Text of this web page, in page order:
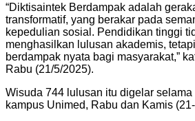
“Diktisaintek Berdampak adalah
transformatif, yang berakar pada
kepedulian sosial. Pendidikan tinggi
menghasilkan lulusan akademis,
berdampak nyata bagi masyarakat,”
Rabu (21/5/2025).
Wisuda 744 lulusan itu digelar
kampus Unimed, Rabu dan Kamis